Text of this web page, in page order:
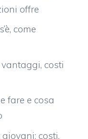
offre
come
costi
fare e cosa
costi,